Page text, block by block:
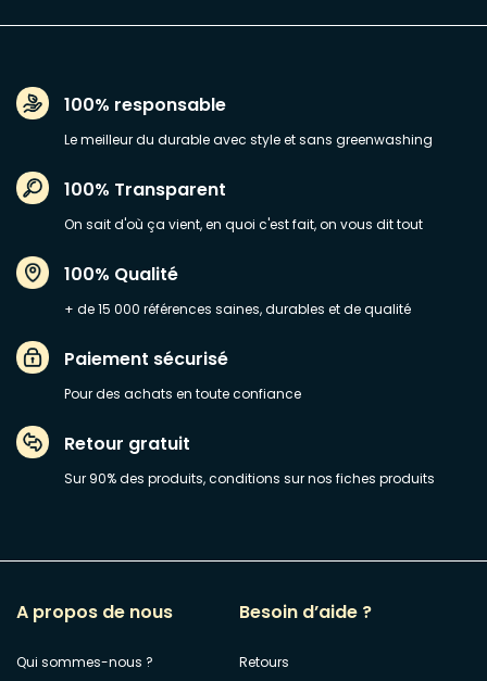
100% responsable
Le meilleur du durable avec style et sans greenwashing
100% Transparent
On sait d'où ça vient, en quoi c'est fait, on vous dit tout
100% Qualité
+ de 15 000 références saines, durables et de qualité
Paiement sécurisé
Pour des achats en toute confiance
Retour gratuit
Sur 90% des produits, conditions sur nos fiches produits
A propos de nous
Qui sommes-nous ?
Besoin d’aide ?
Retours